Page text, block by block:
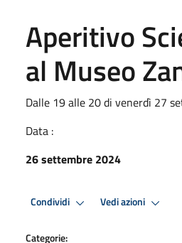
Aperitivo
al Museo
Dalle 19 alle 20 di venerdì 27
Data :
26 settembre 2024
Condividi Vedi azioni
Categorie: